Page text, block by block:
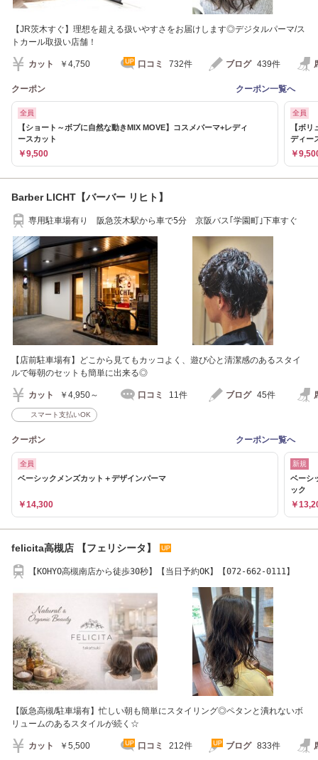
【JR茨木すぐ】理想を超える扱いやすさをお届けします◎デジタルパーマ/ス
トカール取扱い店舗！
カット ￥4,750 口コミ 732件 ブログ 439件
クーポン クーポン一覧へ
全員
【ショート～ボブに自然な動きMIX MOVE】コスメパーマ+レディ
ースカット
￥9,500
全員
【ボ
ディー
￥
Barber LICHT【バーバー リヒト】
専用駐車場有り 阪急茨木駅から車で5分 京阪バス｢学園町｣下車すぐ
【店前駐車場有】どこから見てもカッコよく、遊び心と清潔感のあるスタイ
ルで毎朝のセットも簡単に出来る◎
カット ￥4,950～ 口コミ 11件 ブログ 45件
スマート支払いOK
クーポン クーポン一覧へ
全員
ベーシックメンズカット＋デザインパーマ
￥14,300
新規
ベーシ
ック
￥
felicita高槻店 【フェリシータ】
【KOHYO高槻南店から徒歩30秒】【当日予約OK】【072‐662-0111】
【阪急高槻/駐車場有】忙しい朝も簡単にスタイリング◎ペタンと潰れないボ
リュームのあるスタイルが続く☆
カット ￥5,500 口コミ 212件 ブログ 833件